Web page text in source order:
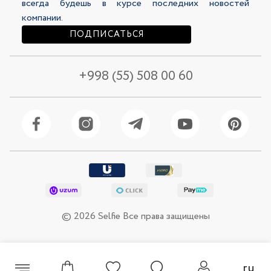
Жилетка женская 46104-1
всегда будешь в курсе последних новостей
компании.
ПОДПИСАТЬСЯ
+998 (55) 508 00 60
© 2026 Selfie Все права защищены